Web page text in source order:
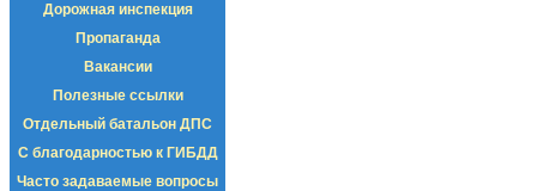
Дорожная инспекция
Пропаганда
Вакансии
Полезные ссылки
Отдельный батальон ДПС
С благодарностью к ГИБДД
Часто задаваемые вопросы